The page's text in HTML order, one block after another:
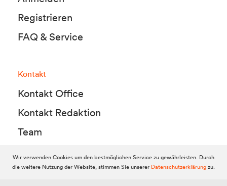
Registrieren
FAQ & Service
Kontakt
Kontakt Office
Kontakt Redaktion
Team
© 2010-2026 Dolomitenstadt.at
Wir verwenden Cookies um den bestmöglichen Service zu gewährleisten. Durch
die weitere Nutzung der Website, stimmen Sie unserer Datenschutzerklärungzu.